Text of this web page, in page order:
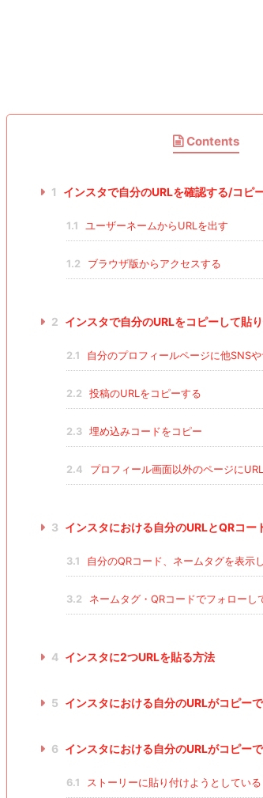
Contents
1 インスタで自分のURLを確認する/コピ
1.1 ユーザーネームからURLを出す
1.2 ブラウザ版からアクセスする
2 インスタで自分のURLをコピーして貼
2.1 自分のプロフィールページに他SNS
2.2 投稿のURLをコピーする
2.3 埋め込みコードをコピー
2.4 プロフィール画面以外のページに
3 インスタにおける自分のURLとQRコー
3.1 自分のQRコード、ネームタグを表示
3.2 ネームタグ・QRコードでフォローし
4 インスタに2つURLを貼る方法
5 インスタにおける自分のURLがコピー
6 インスタにおける自分のURLがコピー
6.1 ストーリーに貼り付けようとしている